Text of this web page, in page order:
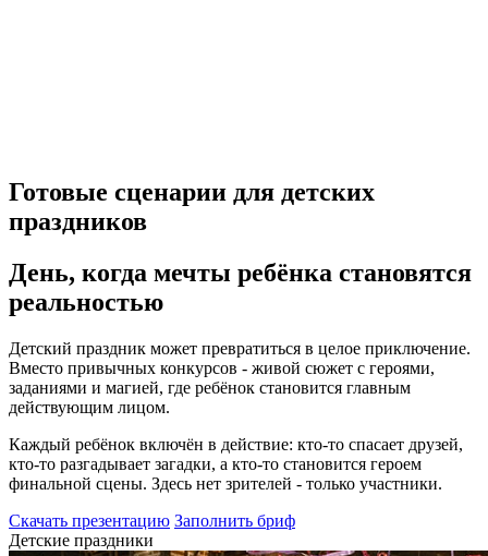
Готовые сценарии для детских
праздников
День, когда мечты ребёнка становятся
реальностью
Детский праздник может превратиться в целое приключение.
Вместо привычных конкурсов - живой сюжет с героями,
заданиями и магией, где ребёнок становится главным
действующим лицом.
Каждый ребёнок включён в действие: кто-то спасает друзей,
кто-то разгадывает загадки, а кто-то становится героем
финальной сцены. Здесь нет зрителей - только участники.
Cкачать презентацию Заполнить бриф
Детские праздники